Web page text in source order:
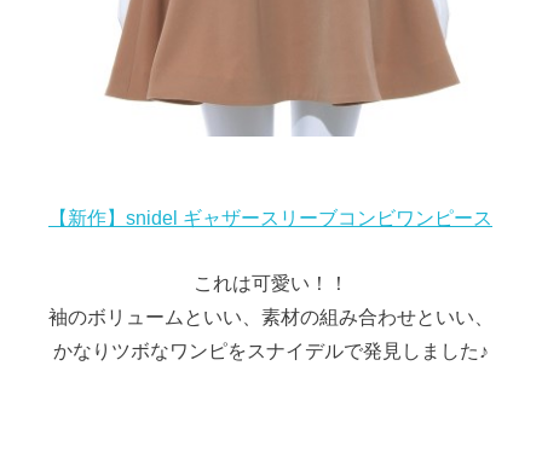
【新作】snidel ギャザースリーブコンビワンピース
これは可愛い！！
袖のボリュームといい、素材の組み合わせといい、
かなりツボなワンピをスナイデルで発見しました♪